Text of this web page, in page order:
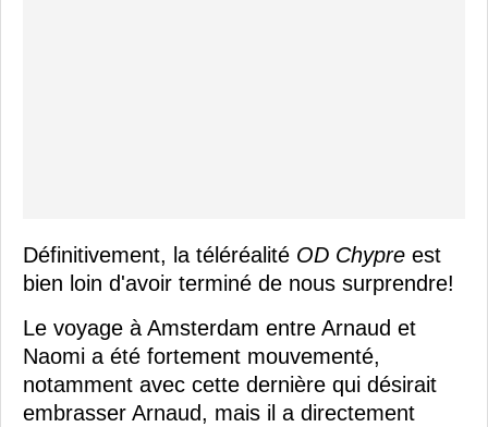
Définitivement, la téléréalité OD Chypre est
bien loin d'avoir terminé de nous surprendre!
Le voyage à Amsterdam entre Arnaud et
Naomi a été fortement mouvementé,
notamment avec cette dernière qui désirait
embrasser Arnaud, mais il a directement